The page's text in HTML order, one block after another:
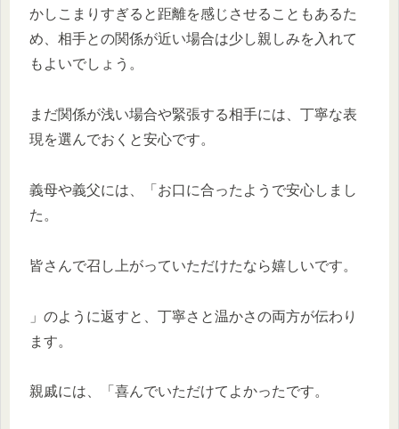
かしこまりすぎると距離を感じさせることもあるた
め、相手との関係が近い場合は少し親しみを入れて
もよいでしょう。
まだ関係が浅い場合や緊張する相手には、丁寧な表
現を選んでおくと安心です。
義母や義父には、「お口に合ったようで安心しまし
た。
皆さんで召し上がっていただけたなら嬉しいです。
」のように返すと、丁寧さと温かさの両方が伝わり
ます。
親戚には、「喜んでいただけてよかったです。